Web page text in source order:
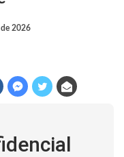
2026